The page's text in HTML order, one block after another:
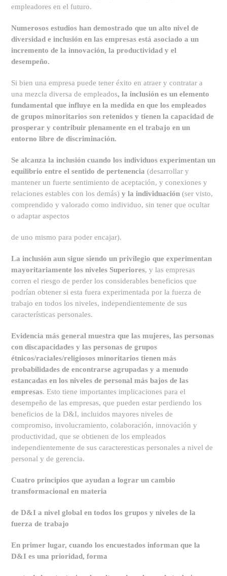
empleadores en el futuro.
Numerosos estudios han demostrado que un alto nivel de
diversidad e inclusión en las empresas está asociado a un
incremento de la innovación, la productividad y el
desempeño.
Si bien una empresa puede tener éxito en atraer y contratar a
una mezcla diversa de empleados, la inclusión es un elemento
fundamental que influye en la medida en que los empleados
de grupos minoritarios son retenidos y tienen la capacidad de
prosperar y contribuir plenamente en el trabajo en un
entorno libre de discriminación.
Se alcanza la inclusión cuando los individuos experimentan un
equilibrio entre el sentido de pertenencia (desarrollar y
mantener un fuerte sentimiento de aceptación, y conexiones y
relaciones estables con los demás)y la individuación (ser visto,
comprendido y valorado como individuo, sin tener que ocultar
o adaptar aspectos
de uno mismo para poder encajar).
La inclusión aun sigue siendo un privilegio que experimentan
mayoritariamente los niveles Superiores, y las empresas
corren el riesgo de perder los considerables beneficios que
podrían obtener si esta fuera experimentada por la fuerza de
trabajo en todos los niveles, independientemente de sus
características personales.
Evidencia más general muestra que las mujeres, las personas
con discapacidades y las personas de grupos
étnicos/raciales/religiosos minoritarios tienen más
probabilidades de encontrarse agrupadas y a menudo
estancadas en los niveles de personal más bajos de las
empresas. Esto tiene importantes implicaciones para el
desempeño de las empresas, que pueden estar perdiendo los
beneficios de la D&I, incluidos mayores niveles de
compromiso, involucramiento, colaboración, innovación y
productividad, que se obtienen de los empleados
independientemente de sus caracteresticas personales a nivel de
personal y de gerencia.
Cuatro principios que ayudan a lograr un cambio
transformacional en materia
de D&I a nivel global en todos los grupos y niveles de la
fuerza de trabajo
En primer lugar, cuando los encuestados informan que la
D&I es una prioridad, forma